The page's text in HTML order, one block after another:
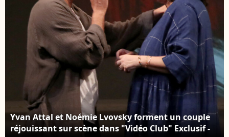
Yvan Attal et Noémie Lvovsky forment un couple
réjouissant sur scène dans "Vidéo Club" Exclusif -